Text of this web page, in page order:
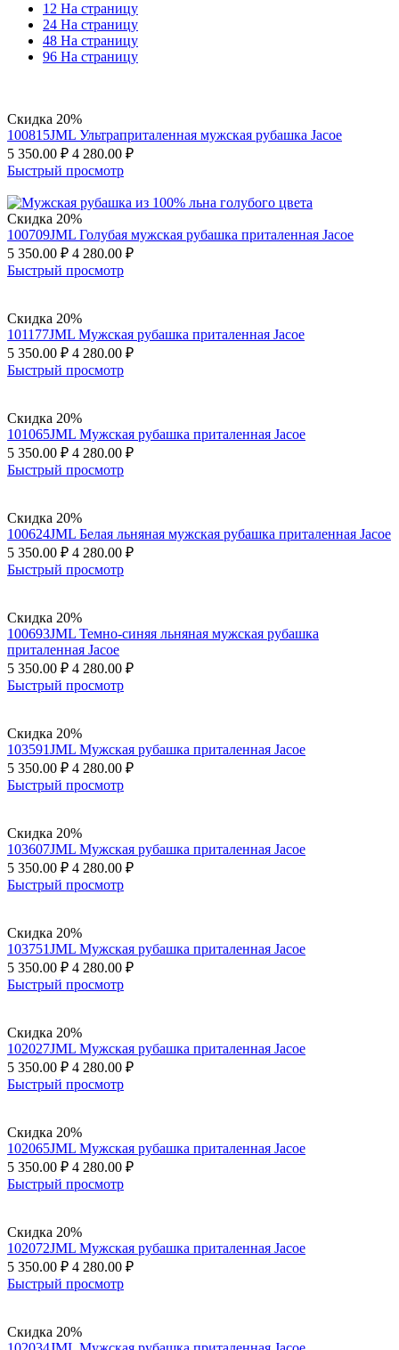
12 На страницу
24 На страницу
48 На страницу
96 На страницу
Скидка 20%
100815JML Ультраприталенная мужская рубашка Jacoe
5 350.00 ₽ 4 280.00 ₽
Быстрый просмотр
Скидка 20%
100709JML Голубая мужская рубашка приталенная Jacoe
5 350.00 ₽ 4 280.00 ₽
Быстрый просмотр
Скидка 20%
101177JML Мужская рубашка приталенная Jacoe
5 350.00 ₽ 4 280.00 ₽
Быстрый просмотр
Скидка 20%
101065JML Мужская рубашка приталенная Jacoe
5 350.00 ₽ 4 280.00 ₽
Быстрый просмотр
Скидка 20%
100624JML Белая льняная мужская рубашка приталенная Jacoe
5 350.00 ₽ 4 280.00 ₽
Быстрый просмотр
Скидка 20%
100693JML Темно-синяя льняная мужская рубашка
приталенная Jacoe
5 350.00 ₽ 4 280.00 ₽
Быстрый просмотр
Скидка 20%
103591JML Мужская рубашка приталенная Jacoe
5 350.00 ₽ 4 280.00 ₽
Быстрый просмотр
Скидка 20%
103607JML Мужская рубашка приталенная Jacoe
5 350.00 ₽ 4 280.00 ₽
Быстрый просмотр
Скидка 20%
103751JML Мужская рубашка приталенная Jacoe
5 350.00 ₽ 4 280.00 ₽
Быстрый просмотр
Скидка 20%
102027JML Мужская рубашка приталенная Jacoe
5 350.00 ₽ 4 280.00 ₽
Быстрый просмотр
Скидка 20%
102065JML Мужская рубашка приталенная Jacoe
5 350.00 ₽ 4 280.00 ₽
Быстрый просмотр
Скидка 20%
102072JML Мужская рубашка приталенная Jacoe
5 350.00 ₽ 4 280.00 ₽
Быстрый просмотр
Скидка 20%